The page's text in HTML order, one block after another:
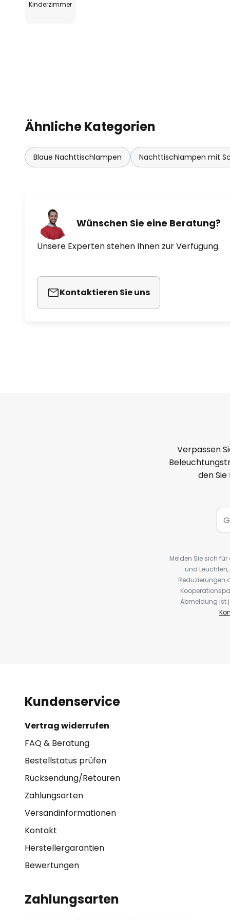
- Besonderheiten:
Kinderzimmer
Ähnliche Kategorien
Blaue Nachttischlampen Nachttischlampen mit
Wünschen Sie eine Beratung?
Unsere Experten stehen Ihnen zur Verfügung.
Kontaktieren Sie uns
Verpassen
den
Melden Sie sich
und
Reduzierungen
Abmeldung ist
Kundenservice
Vertrag widerrufen
FAQ & Beratung
Bestellstatus prüfen
Rücksendung/Retouren
Zahlungsarten
Versandinformationen
Kontakt
Herstellergarantien
Bewertungen
Zahlungsarten